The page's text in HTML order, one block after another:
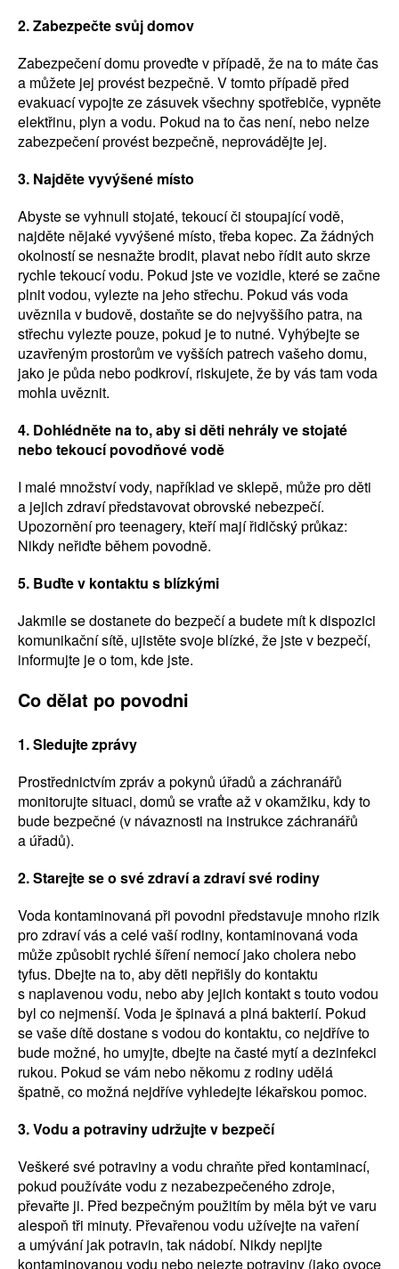
2. Zabezpečte svůj domov
Zabezpečení domu proveďte v případě, že na to máte čas
a můžete jej provést bezpečně. V tomto případě před
evakuací vypojte ze zásuvek všechny spotřebiče, vypněte
elektřinu, plyn a vodu. Pokud na to čas není, nebo nelze
zabezpečení provést bezpečně, neprovádějte jej.
3. Najděte vyvýšené místo
Abyste se vyhnuli stojaté, tekoucí či stoupající vodě,
najděte nějaké vyvýšené místo, třeba kopec. Za žádných
okolností se nesnažte brodit, plavat nebo řídit auto skrze
rychle tekoucí vodu. Pokud jste ve vozidle, které se začne
plnit vodou, vylezte na jeho střechu. Pokud vás voda
uvěznila v budově, dostaňte se do nejvyššího patra, na
střechu vylezte pouze, pokud je to nutné. Vyhýbejte se
uzavřeným prostorům ve vyšších patrech vašeho domu,
jako je půda nebo podkroví, riskujete, že by vás tam voda
mohla uvěznit.
4. Dohlédněte na to, aby si děti nehrály ve stojaté
nebo tekoucí povodňové vodě
I malé množství vody, například ve sklepě, může pro děti
a jejich zdraví představovat obrovské nebezpečí.
Upozornění pro teenagery, kteří mají řidičský průkaz:
Nikdy neřiďte během povodně.
5. Buďte v kontaktu s blízkými
Jakmile se dostanete do bezpečí a budete mít k dispozici
komunikační sítě, ujistěte svoje blízké, že jste v bezpečí,
informujte je o tom, kde jste.
Co dělat po povodni
1. Sledujte zprávy
Prostřednictvím zpráv a pokynů úřadů a záchranářů
monitorujte situaci, domů se vraťte až v okamžiku, kdy to
bude bezpečné (v návaznosti na instrukce záchranářů
a úřadů).
2. Starejte se o své zdraví a zdraví své rodiny
Voda kontaminovaná při povodni představuje mnoho rizik
pro zdraví vás a celé vaší rodiny, kontaminovaná voda
může způsobit rychlé šíření nemocí jako cholera nebo
tyfus. Dbejte na to, aby děti nepřišly do kontaktu
s naplavenou vodu, nebo aby jejich kontakt s touto vodou
byl co nejmenší. Voda je špinavá a plná bakterií. Pokud
se vaše dítě dostane s vodou do kontaktu, co nejdříve to
bude možné, ho umyjte, dbejte na časté mytí a dezinfekci
rukou. Pokud se vám nebo někomu z rodiny udělá
špatně, co možná nejdříve vyhledejte lékařskou pomoc.
3. Vodu a potraviny udržujte v bezpečí
Veškeré své potraviny a vodu chraňte před kontaminací,
pokud používáte vodu z nezabezpečeného zdroje,
převařte ji. Před bezpečným použitím by měla být ve varu
alespoň tři minuty. Převařenou vodu užívejte na vaření
a umývání jak potravin, tak nádobí. Nikdy nepijte
kontaminovanou vodu nebo nejezte potraviny (jako ovoce